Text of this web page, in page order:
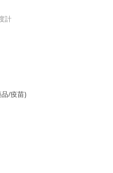
計
/疫苗)